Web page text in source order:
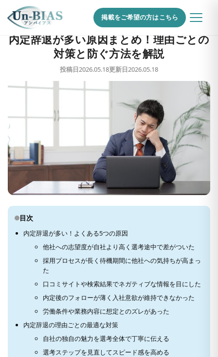
掲載をご希望の方はこちら
企業の口コミ対策・風評被害TOP コラム一覧›
内定辞退が多い原因まとめ！理由ごとの対策と防ぐ方法を解説
内定辞退が多い原因まとめ！理由ごとの
対策と防ぐ方法を解説
投稿日2026.05.18更新日2026.05.18
目次
内定辞退が多い！よくある5つの原因
他社への志望度が自社より高く選考途中で差がついた
採用プロセスが長く待機期間に他社への気持ちが高まっ
た
口コミサイトや検索結果でネガティブな情報を目にした
内定後のフォローが薄く入社意欲が維持できなかった
労働条件や業務内容に想定とのズレがあった
内定辞退の理由ごとの最適な対策
自社の独自の魅力を選考全体で丁寧に伝える
選考ステップを見直してスピード感を高める